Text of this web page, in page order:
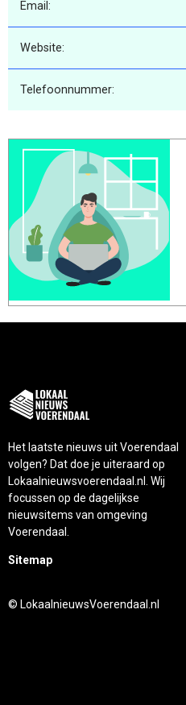
Email:
Website:
Telefoonnummer:
Het laatste nieuws uit Voerendaal
volgen? Dat doe je uiteraard op
Lokaalnieuwsvoerendaal.nl. Wij
focussen op de dagelijkse
nieuwsitems van omgeving
Voerendaal.
Sitemap
© LokaalnieuwsVoerendaal.nl